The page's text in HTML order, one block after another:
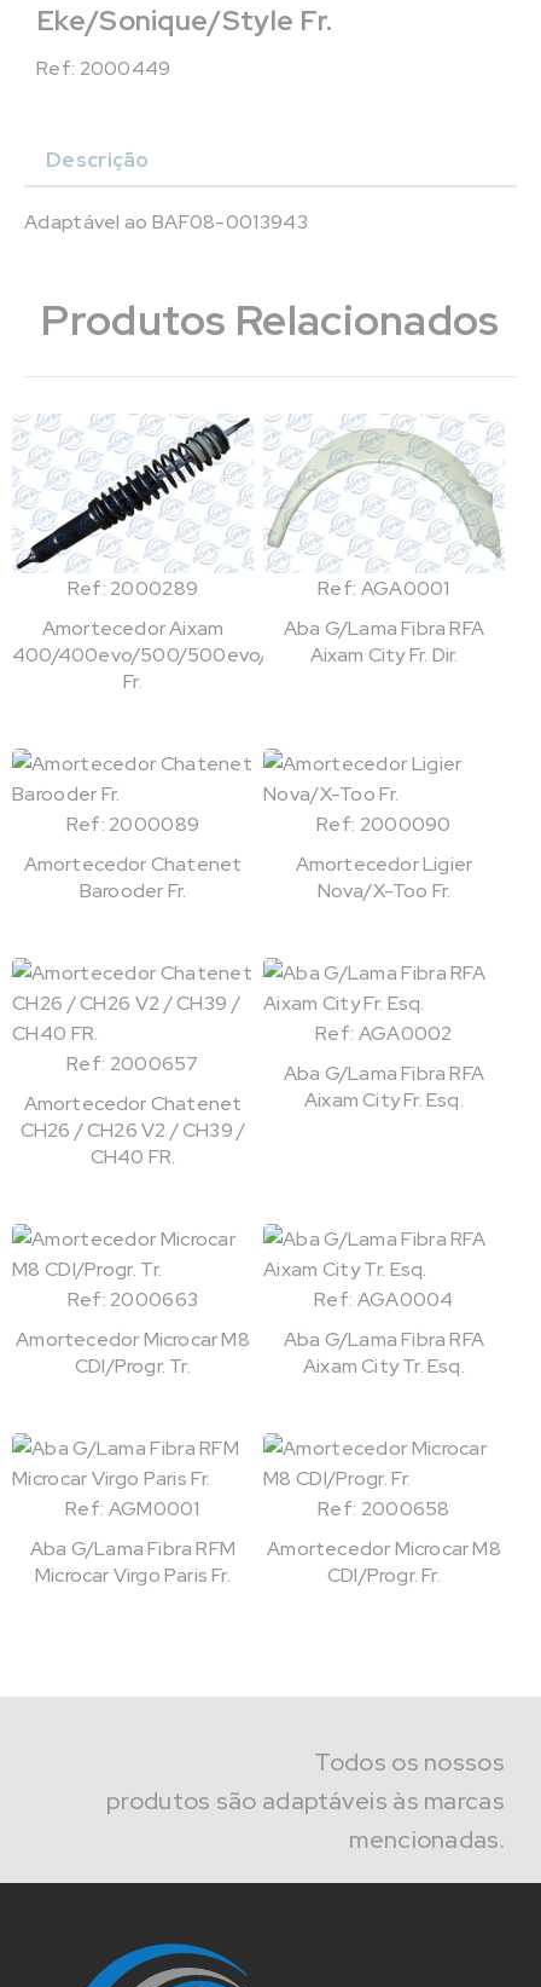
Eke/Sonique/Style Fr.
Ref: 2000449
Descrição
Adaptável ao BAF08-0013943
Produtos Relacionados
Ref: 2000289
Amortecedor Aixam
400/400evo/500/500evo/721
Fr.
Ref: AGA0001
Aba G/Lama Fibra RFA
Aixam City Fr. Dir.
Ref: 2000089
Amortecedor Chatenet
Barooder Fr.
Ref: 2000090
Amortecedor Ligier
Nova/X-Too Fr.
Ref: 2000657
Amortecedor Chatenet
CH26 / CH26 V2 / CH39 /
CH40 FR.
Ref: AGA0002
Aba G/Lama Fibra RFA
Aixam City Fr. Esq.
Ref: 2000663
Amortecedor Microcar M8
CDI/Progr. Tr.
Ref: AGA0004
Aba G/Lama Fibra RFA
Aixam City Tr. Esq.
Ref: AGM0001
Aba G/Lama Fibra RFM
Microcar Virgo Paris Fr.
Ref: 2000658
Amortecedor Microcar M8
CDI/Progr. Fr.
Todos os nossos
produtos são adaptáveis às marcas
mencionadas.